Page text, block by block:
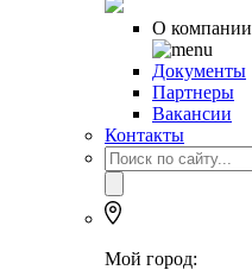
О компании
Документы
Партнеры
Вакансии
Контакты
Мой город: